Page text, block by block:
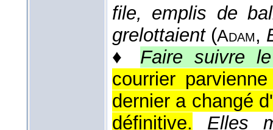
file, emplis de
grelottaient(Adam,
♦ Faire suivre
courrier
dernier a changé
définitive.
Elles